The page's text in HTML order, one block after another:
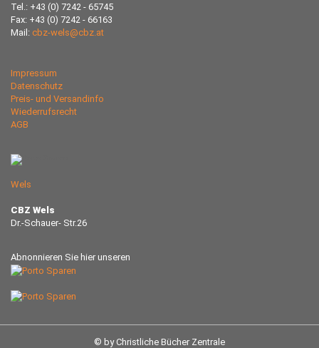
Tel.: +43 (0) 7242 - 65745
Fax: +43 (0) 7242 - 66163
Mail: cbz-wels@cbz.at
Impressum
Datenschutz
Preis- und Versandinfo
Wiederrufsrecht
AGB
Wels
CBZ Wels
Dr.-Schauer- Str.26
Abnonnieren Sie hier unseren
© by Christliche Bücher Zentrale